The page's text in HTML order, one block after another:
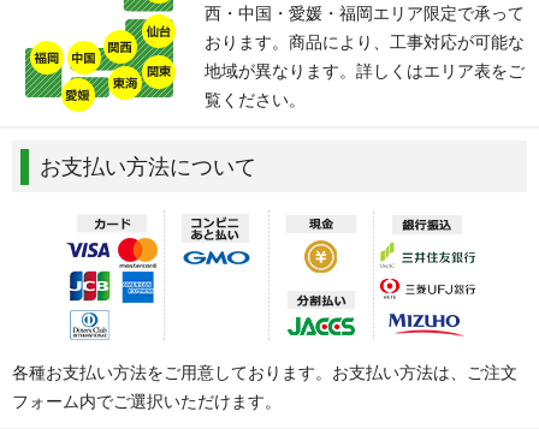
西・中国・愛媛・福岡エリア限定で承って
おります。商品により、工事対応が可能な
地域が異なります。詳しくはエリア表をご
覧ください。
お支払い方法について
各種お支払い方法をご用意しております。お支払い方法は、ご注文
フォーム内でご選択いただけます。